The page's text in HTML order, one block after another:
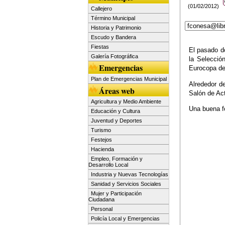
Callejero
Término Municipal
Historia y Patrimonio
Escudo y Bandera
Fiestas
Galería Fotográfica
Emergencias
Plan de Emergencias Municipal
Áreas web
Agricultura y Medio Ambiente
Educación y Cultura
Juventud y Deportes
Turismo
Festejos
Hacienda
Empleo, Formación y
Desarrollo Local
Industria y Nuevas Tecnologías
Sanidad y Servicios Sociales
Mujer y Participación
Ciudadana
Personal
Policía Local y Emergencias
(01/02/2012)
El pasado
la
Eurocopa
Alrededor
Salón de
Una buena